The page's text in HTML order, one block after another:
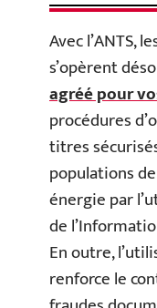
Avec l’ANTS,
s’opèrent
agréé pour
procédures
titres
populations
énergie par
de
En outre,
renforce le